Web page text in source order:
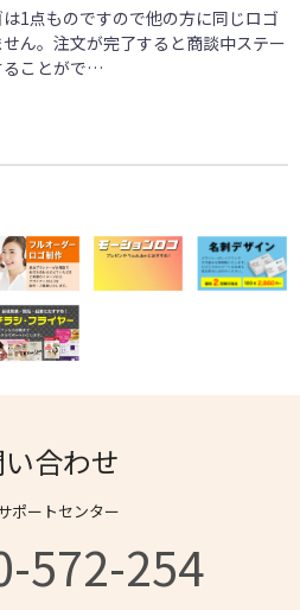
1点ものですので他の方に同じロゴ
ん。注文が完了すると商談中ステー
ることがで…
合わせ
ポートセンター
572-254